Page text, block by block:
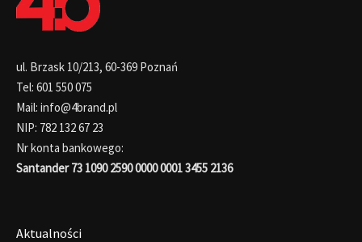
ul. Brzask 10/213, 60-369 Poznań
Tel: 601 550 075
Mail: info@4brand.pl
NIP: 782 132 67 23
Nr konta bankowego:
Santander 73 1090 2590 0000 0001 3455 2136
Aktualności